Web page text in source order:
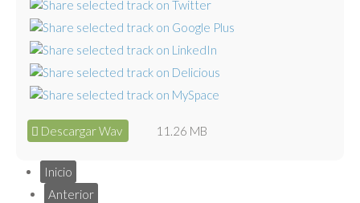
Descargar Wav 11.26 MB
Inicio
Anterior